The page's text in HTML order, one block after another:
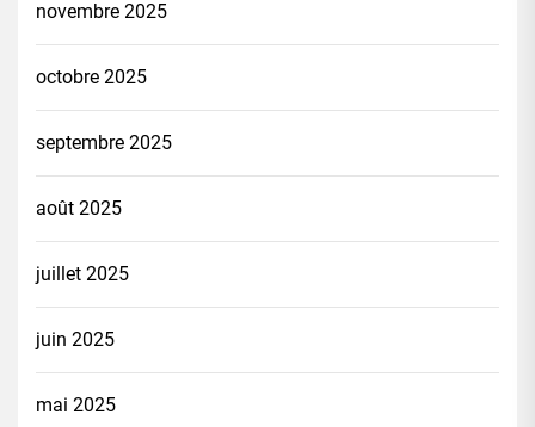
novembre 2025
octobre 2025
septembre 2025
août 2025
juillet 2025
juin 2025
mai 2025